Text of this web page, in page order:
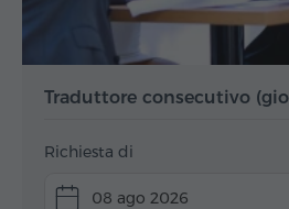
Traduttore consecutivo
Richiesta di
08 ago 2026